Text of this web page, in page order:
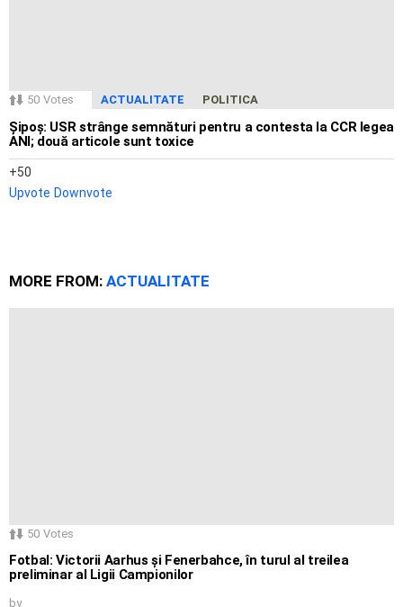
50 Votes ACTUALITATE POLITICA
Șipoș: USR strânge semnături pentru a contesta la CCR legea
ANI; două articole sunt toxice
50
Upvote Downvote
MORE FROM: ACTUALITATE
50 Votes
Fotbal: Victorii Aarhus și Fenerbahce, în turul al treilea
preliminar al Ligii Campionilor
by